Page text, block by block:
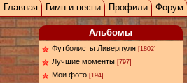
Главная Гимн и песни Профили Форум
Альбомы
Футболисты Ливерпуля [1802]
Лучшие моменты [797]
Мои фото [194]